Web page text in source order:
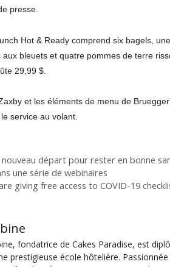
presse.
Hot & Ready comprend six bagels,
aux bleuets et quatre pommes de terre
29,99 $.
et les éléments de menu de
service au volant.
nouveau départ pour rester en bonne
une série de webinaires
giving free access to COVID-19
fondatrice de Cakes Paradise, est
prestigieuse école hôtelière.